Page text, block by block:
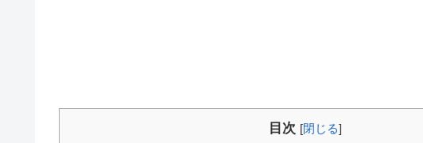
目次 [閉じる]